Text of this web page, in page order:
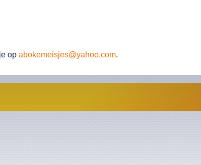
op abokemeisjes@yahoo.com.